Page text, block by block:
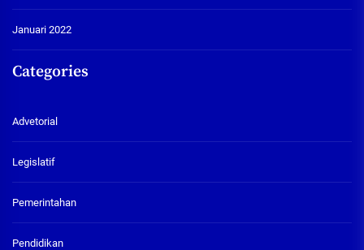
Januari 2022
Categories
Advetorial
Legislatif
Pemerintahan
Pendidikan